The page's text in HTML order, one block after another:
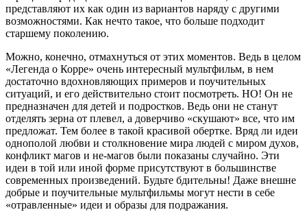
представляют их как один из вариантов наряду с другими
возможностями. Как нечто такое, что больше подходит
старшему поколению.
Можно, конечно, отмахнуться от этих моментов. Ведь в целом
«Легенда о Корре» очень интересный мультфильм, в нем
достаточно вдохновляющих примеров и поучительных
ситуаций, и его действительно стоит посмотреть. НО! Он не
предназначен для детей и подростков. Ведь они не станут
отделять зерна от плевел, а доверчиво «скушают» все, что им
предложат. Тем более в такой красивой обертке. Вряд ли идеи
однополой любви и столкновение мира людей с миром духов,
конфликт магов и не-магов были показаны случайно. Эти
идеи в той или иной форме присутствуют в большинстве
современных произведений. Будьте бдительны! Даже внешне
добрые и поучительные мультфильмы могут нести в себе
«отравленные» идеи и образы для подражания.